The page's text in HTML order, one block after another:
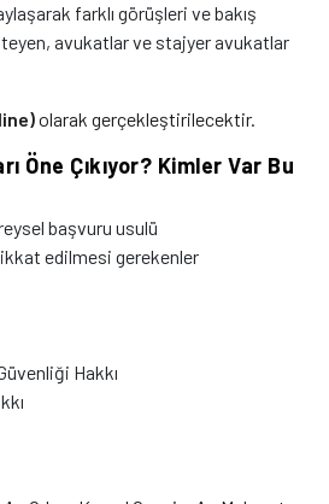
farklı görüşleri ve bakış
avukatlar ve stajyer avukatlar
olarak gerçekleştirilecektir.
Öne Çıkıyor? Kimler Var Bu
başvuru usulü
edilmesi gerekenler
Hakkı